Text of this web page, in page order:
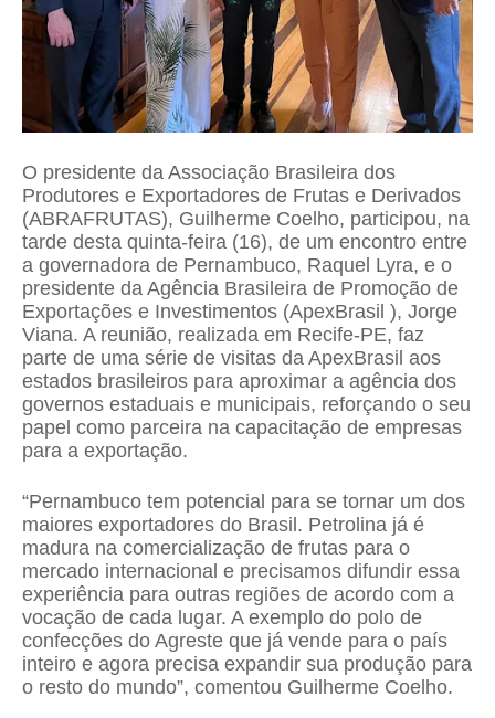
O presidente da Associação Brasileira dos
Produtores e Exportadores de Frutas e Derivados
(ABRAFRUTAS), Guilherme Coelho, participou, na
tarde desta quinta-feira (16), de um encontro entre
a governadora de Pernambuco, Raquel Lyra, e o
presidente da Agência Brasileira de Promoção de
Exportações e Investimentos (ApexBrasil ), Jorge
Viana. A reunião, realizada em Recife-PE, faz
parte de uma série de visitas da ApexBrasil aos
estados brasileiros para aproximar a agência dos
governos estaduais e municipais, reforçando o seu
papel como parceira na capacitação de empresas
para a exportação.
“Pernambuco tem potencial para se tornar um dos
maiores exportadores do Brasil. Petrolina já é
madura na comercialização de frutas para o
mercado internacional e precisamos difundir essa
experiência para outras regiões de acordo com a
vocação de cada lugar. A exemplo do polo de
confecções do Agreste que já vende para o país
inteiro e agora precisa expandir sua produção para
o resto do mundo”, comentou Guilherme Coelho.